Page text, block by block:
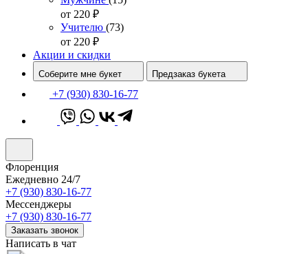
от 220 ₽
Учителю (73)
от 220 ₽
Акции и скидки
Соберите мне букет Предзаказ букета
+7 (930) 830-16-77
Флоренция
Ежедневно 24/7
+7 (930) 830-16-77
Мессенджеры
+7 (930) 830-16-77
Заказать звонок
Написать в чат